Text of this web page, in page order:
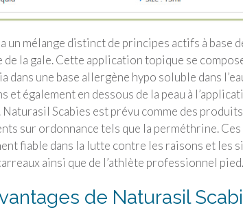
un mélange distinct de principes actifs à base
de la gale. Cette application topique se
dans une base allergène hypo soluble dans
et également en dessous de la peau à
Scabies est prévu comme des produits
sur ordonnance tels que la perméthrine.
fiable dans la lutte contre les raisons et les
ainsi que de l’athlète professionnel pied.
de Naturasil